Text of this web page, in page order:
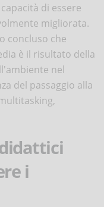
di essere
migliorata.
concluso che
è il risultato della
nel
del passaggio alla
i